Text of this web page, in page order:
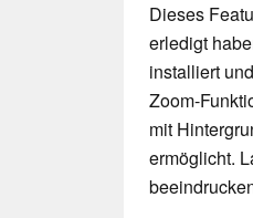
Dieses
erledigt
installiert
Zoom-
mit
ermöglicht.